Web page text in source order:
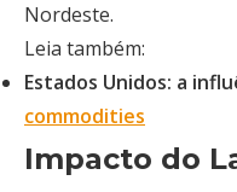
Nordeste.
Leia também:
Estados Unidos: a
commodities
Impacto do